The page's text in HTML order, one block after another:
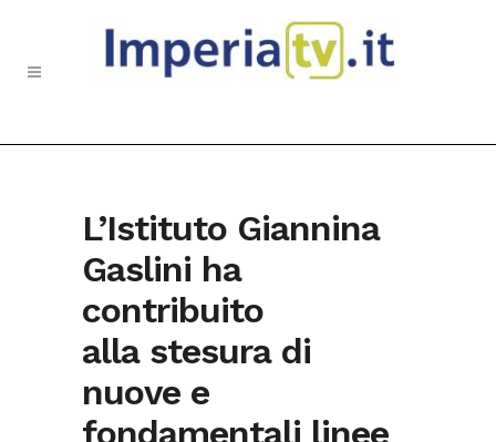
L’Istituto Giannina
Gaslini ha
contribuito
alla stesura di
nuove e
fondamentali linee